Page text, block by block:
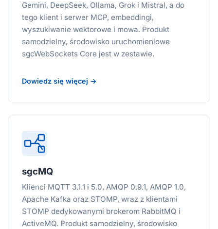
Gemini, DeepSeek, Ollama, Grok i Mistral, a do
tego klient i serwer MCP, embeddingi,
wyszukiwanie wektorowe i mowa. Produkt
samodzielny, środowisko uruchomieniowe
sgcWebSockets Core jest w zestawie.
Dowiedz się więcej →
sgcMQ
Klienci MQTT 3.1.1 i 5.0, AMQP 0.9.1, AMQP 1.0,
Apache Kafka oraz STOMP, wraz z klientami
STOMP dedykowanymi brokerom RabbitMQ i
ActiveMQ. Produkt samodzielny, środowisko